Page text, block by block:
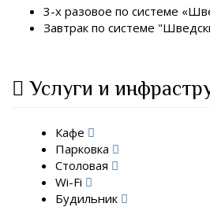
3-х разовое по системе
Завтрак по системе
Услуги и
Кафе
Парковка
Столовая
Wi-Fi
Будильник